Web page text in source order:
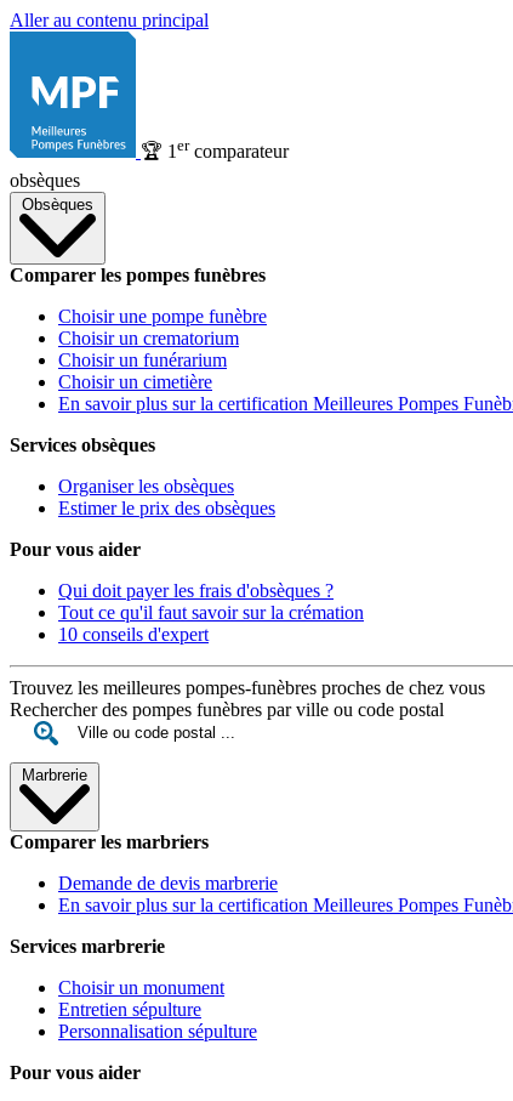
Aller au contenu principal
🏆 1 ercomparateur
obsèques
Obsèques
Comparer les pompes funèbres
Choisir une pompe funèbre
Choisir un crematorium
Choisir un funérarium
Choisir un cimetière
En savoir plus sur la certification Meilleures Pompes
Services obsèques
Organiser les obsèques
Estimer le prix des obsèques
Pour vous aider
Qui doit payer les frais d'obsèques ?
Tout ce qu'il faut savoir sur la crémation
10 conseils d'expert
Trouvez les meilleures pompes-funèbres proches de chez vous
Rechercher des pompes funèbres par ville ou code postal
Marbrerie
Comparer les marbriers
Demande de devis marbrerie
En savoir plus sur la certification Meilleures Pompes
Services marbrerie
Choisir un monument
Entretien sépulture
Personnalisation sépulture
Pour vous aider